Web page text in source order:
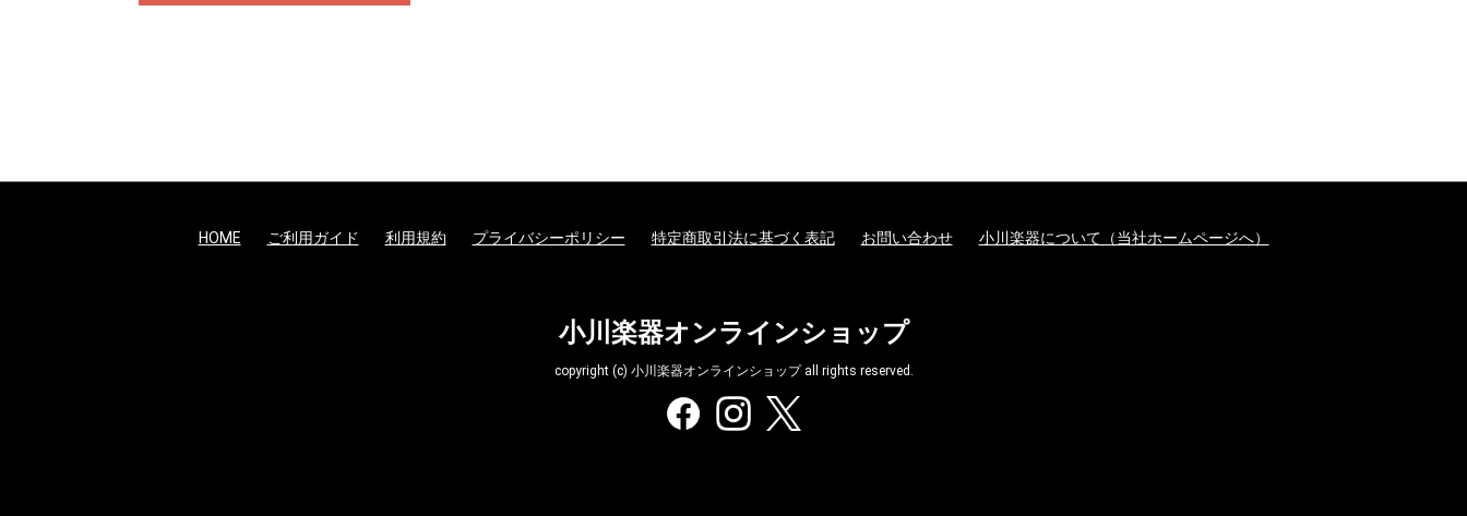
HOME ご利用ガイド 利用規約 プライバシーポリシー 特定商取引法に基づく表記 お問い合わせ 小川楽器について（当社ホームページへ）
小川楽器オンラインショップ
copyright (c) 小川楽器オンラインショップ all rights reserved.